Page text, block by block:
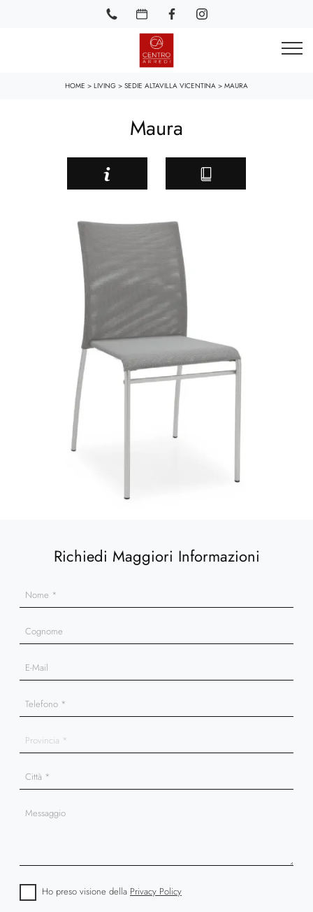
HOME > LIVING > SEDIE ALTAVILLA VICENTINA > MAURA
Maura
Richiedi Maggiori Informazioni
Ho preso visione della Privacy Policy